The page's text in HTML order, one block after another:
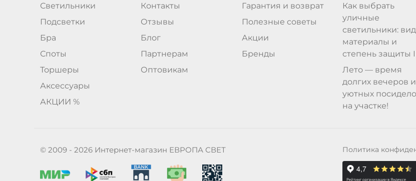
Светильники
Подсветки
Бра
Споты
Торшеры
Аксессуары
АКЦИИ %
Контакты
Отзывы
Блог
Партнерам
Оптовикам
Гарантия и возврат
Полезные советы
Акции
Бренды
Как выбрать
уличные
светильники:
материалы и
степень защиты
Лето — время
долгих вечеров и
уютных
на участке!
© 2009 - 2026 Интернет-магазин ЕВРОПА СВЕТ Политика